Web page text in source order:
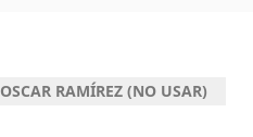
OSCAR RAMÍREZ (NO USAR)